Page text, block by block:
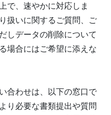
で、速やかに対応しま
扱いに関するご質問、ご
しデータの削除について
場合にはご希望に添えな
合わせは、以下の窓口で
り必要な書類提出や質問